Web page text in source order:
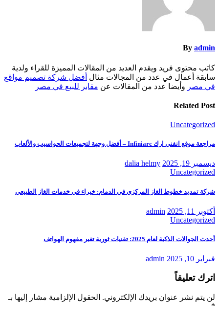
By admin
كاتب محتوى فريد ويقدم العديد من المقالات المميزة للقراء ولدية
سابقة أعمال في عدد من المجالات مثال أفضل شركة تصميم مواقع
في مصر وأيضا عدد من المقالات عن مقابر للبيع في مصر
Related Post
Uncategorized
مراجعة موقع انفني ارك Infiniarc – أفضل وجهة لتجميعات الحواسيب والألعاب
ديسمبر 19, 2025
dalia helmy
Uncategorized
شركة تمديد خطوط الغاز المركزي في الدمام: خبراء في خدمات الغاز الطبيعي
أكتوبر 11, 2025
admin
Uncategorized
أحدث الجوالات الذكية لعام 2025: تقنيات ثورية تغير مفهوم الهواتف
فبراير 10, 2025 admin
اترك تعليقاً
لن يتم نشر عنوان بريدك الإلكتروني. الحقول الإلزامية مشار إليها بـ
*